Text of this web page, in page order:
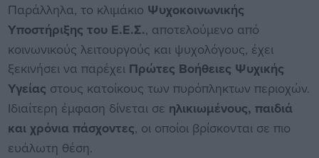
Παράλληλα, το κλιμάκιο Ψυχοκοινωνικής
Υποστήριξης του Ε.Ε.Σ., αποτελούμενο από
κοινωνικούς λειτουργούς και ψυχολόγους, έχει
ξεκινήσει να παρέχει Πρώτες Βοήθειες Ψυχικής
Υγείας στους κατοίκους των πυρόπληκτων περιοχών.
Ιδιαίτερη έμφαση δίνεται σε ηλικιωμένους, παιδιά
και χρόνια πάσχοντες, οι οποίοι βρίσκονται σε πιο
ευάλωτη θέση.